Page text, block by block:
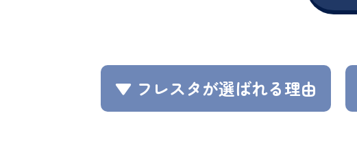
▼ フレスタが選ばれる理由